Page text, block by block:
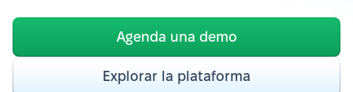
Agenda una demo
Explorar la plataforma